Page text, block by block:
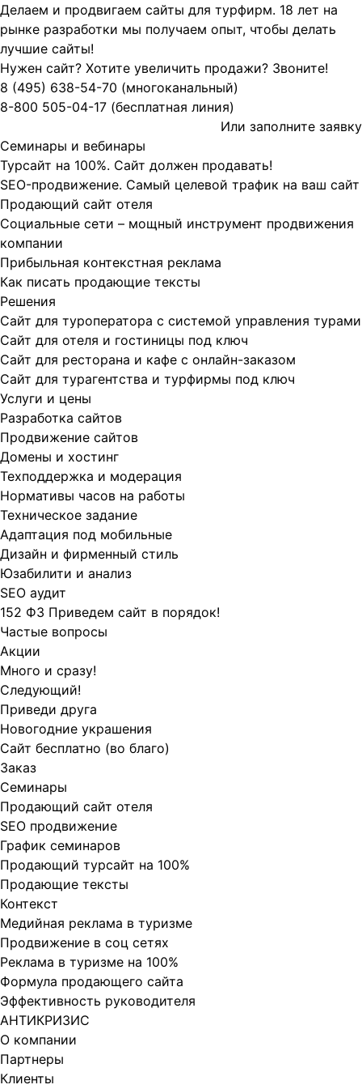
Делаем и продвигаем сайты для турфирм. 18 лет на
рынке разработки мы получаем опыт, чтобы делать
лучшие сайты!
Нужен сайт? Хотите увеличить продажи? Звоните!
8 (495) 638-54-70 (многоканальный)
8-800 505-04-17 (бесплатная линия)
Или заполните заявку
Семинары и вебинары
Турсайт на 100%. Сайт должен продавать!
SEO-продвижение. Самый целевой трафик на ваш сайт
Продающий сайт отеля
Социальные сети – мощный инструмент продвижения
компании
Прибыльная контекстная реклама
Как писать продающие тексты
Решения
Сайт для туроператора с системой управления турами
Сайт для отеля и гостиницы под ключ
Сайт для ресторана и кафе с онлайн-заказом
Сайт для турагентства и турфирмы под ключ
Услуги и цены
Разработка сайтов
Продвижение сайтов
Домены и хостинг
Техподдержка и модерация
Нормативы часов на работы
Техническое задание
Адаптация под мобильные
Дизайн и фирменный стиль
Юзабилити и анализ
SEO аудит
152 ФЗ Приведем сайт в порядок!
Частые вопросы
Акции
Много и сразу!
Следующий!
Приведи друга
Новогодние украшения
Сайт бесплатно (во благо)
Заказ
Cеминары
Продающий сайт отеля
SEO продвижение
График семинаров
Продающий турсайт на 100%
Продающие тексты
Контекст
Медийная реклама в туризме
Продвижение в соц сетях
Реклама в туризме на 100%
Формула продающего сайта
Эффективность руководителя
АНТИКРИЗИС
О компании
Партнеры
Клиенты